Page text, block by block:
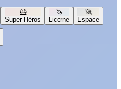
🦸
Super-Héros
🦄
Licorne
🚀
Espace